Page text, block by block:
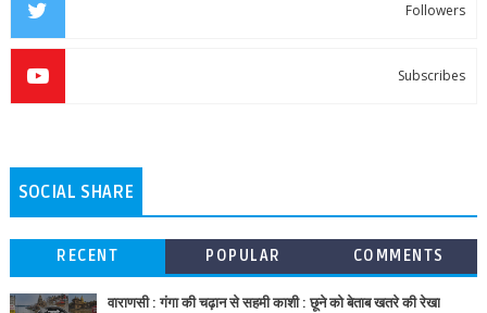
Followers
Subscribes
SOCIAL SHARE
RECENT POPULAR COMMENTS
वाराणसी : गंगा की चढ़ान से सहमी काशी : छूने को बेताब खतरे की रेखा